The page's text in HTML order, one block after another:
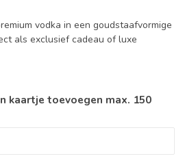
vodka in een goudstaafvormige
als exclusief cadeau of luxe
kaartje toevoegen max. 150